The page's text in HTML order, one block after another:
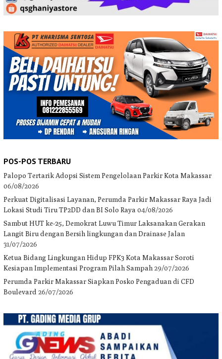
POS-POS TERBARU
Palopo Tertarik Adopsi Sistem Pengelolaan Parkir Kota Makassar
06/08/2026
Perkuat Digitalisasi Layanan, Perumda Parkir Makassar Raya Jadi
Lokasi Studi Tiru TP2DD dan BI Solo Raya 04/08/2026
Sambut HUT ke-25, Demokrat Luwu Timur Laksanakan Gerakan
Langit Biru dengan Bersih lingkungan dan Drainase Jalan
31/07/2026
Ketua Bidang Lingkungan Hidup FPK3 Kota Makassar Soroti
Kesiapan Implementasi Program Pilah Sampah29/07/2026
Perumda Parkir Makassar Siapkan Posko Pengaduan di CFD
Boulevard 26/07/2026